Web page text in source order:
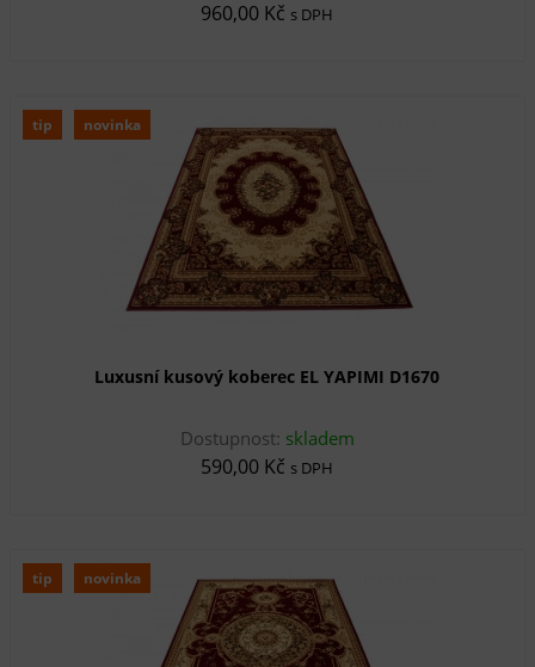
960,00 Kč s DPH
tip novinka
Luxusní kusový koberec EL YAPIMI D1670
Dostupnost: skladem
590,00 Kč s DPH
tip novinka